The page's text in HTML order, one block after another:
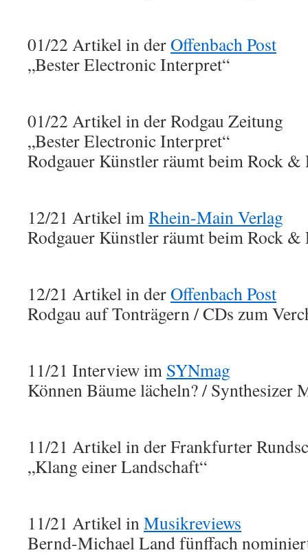
01/22 Artikel in derOffenbach Post
„Bester Electronic Interpret“
01/22 Artikel in der Rodgau Zeitung
„Bester Electronic Interpret“
Rodgauer Künstler räumt beim Rock &
12/21 Artikel imRhein-Main Verlag
Rodgauer Künstler räumt beim Rock &
12/21 Artikel in derOffenbach Post
Rodgau auf Tonträgern / CDs zum
11/21 Interview im SYNmag
Können Bäume lächeln? / Synthesizer
11/21 Artikel in der Frankfurter
„Klang einer Landschaft“
11/21 Artikel inMusikreviews
Bernd-Michael Land fünffach